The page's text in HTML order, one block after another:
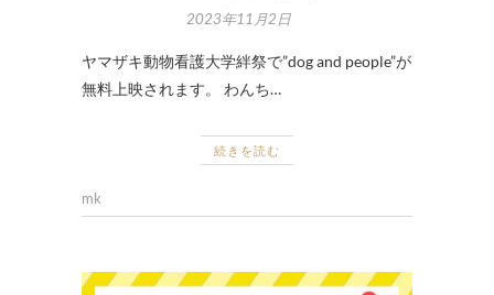
2023年11月2日
ヤマザキ動物看護大学絆祭で”dog and people”が
無料上映されます。 わんち…
続きを読む
mk